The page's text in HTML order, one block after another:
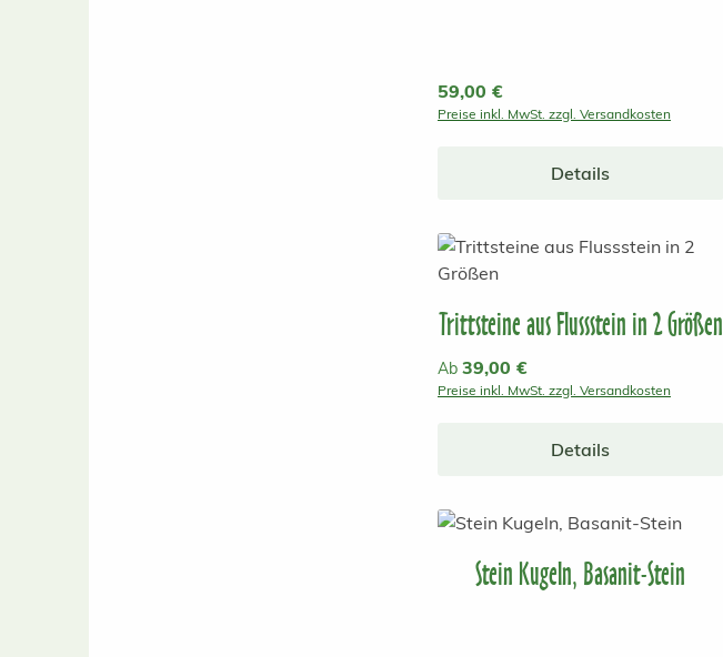
Regulärer Preis:
59,00 €
Preise inkl. MwSt. zzgl. Versandkosten
Details
Trittsteine aus Flussstein in 2 Größen
Regulärer Preis:
Ab 39,00 €
Preise inkl. MwSt. zzgl. Versandkosten
Details
Stein Kugeln, Basanit-Stein